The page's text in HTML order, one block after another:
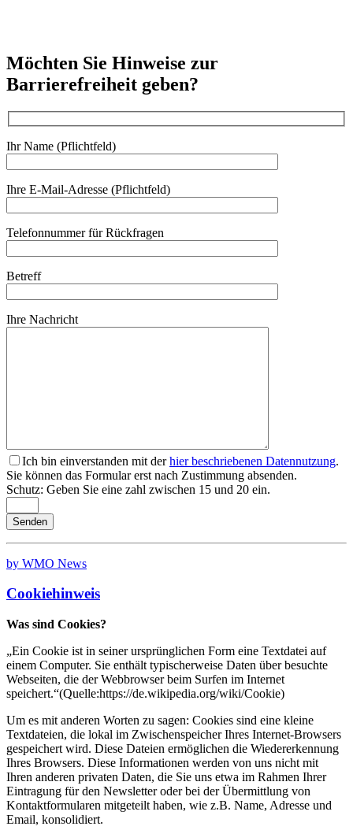
Möchten Sie Hinweise zur
Barrierefreiheit geben?
Ihr Name (Pflichtfeld)
Ihre E-Mail-Adresse (Pflichtfeld)
Telefonnummer für Rückfragen
Betreff
Ihre Nachricht
Ich bin einverstanden mit derhier beschriebenen Datennutzung.
Sie können das Formular erst nach Zustimmung absenden.
Schutz: Geben Sie eine zahl zwischen 15 und 20 ein.
by WMO News
Cookiehinweis
Was sind Cookies?
„Ein Cookie ist in seiner ursprünglichen Form eine Textdatei auf
einem Computer. Sie enthält typischerweise Daten über besuchte
Webseiten, die der Webbrowser beim Surfen im Internet
speichert.“(Quelle:https://de.wikipedia.org/wiki/Cookie)
Um es mit anderen Worten zu sagen: Cookies sind eine kleine
Textdateien, die lokal im Zwischenspeicher Ihres Internet-Browsers
gespeichert wird. Diese Dateien ermöglichen die Wiedererkennung
Ihres Browsers. Diese Informationen werden von uns nicht mit
Ihren anderen privaten Daten, die Sie uns etwa im Rahmen Ihrer
Eintragung für den Newsletter oder bei der Übermittlung von
Kontaktformularen mitgeteilt haben, wie z.B. Name, Adresse und
Email, konsolidiert.